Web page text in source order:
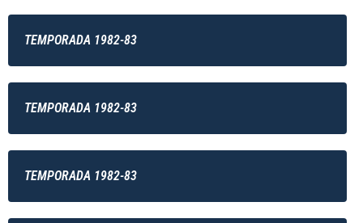
TEMPORADA 1982-83
TEMPORADA 1982-83
TEMPORADA 1982-83